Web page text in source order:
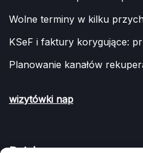
Wolne terminy w kilku
KSeF i faktury korygujące:
Planowanie kanałów
wizytówki nap